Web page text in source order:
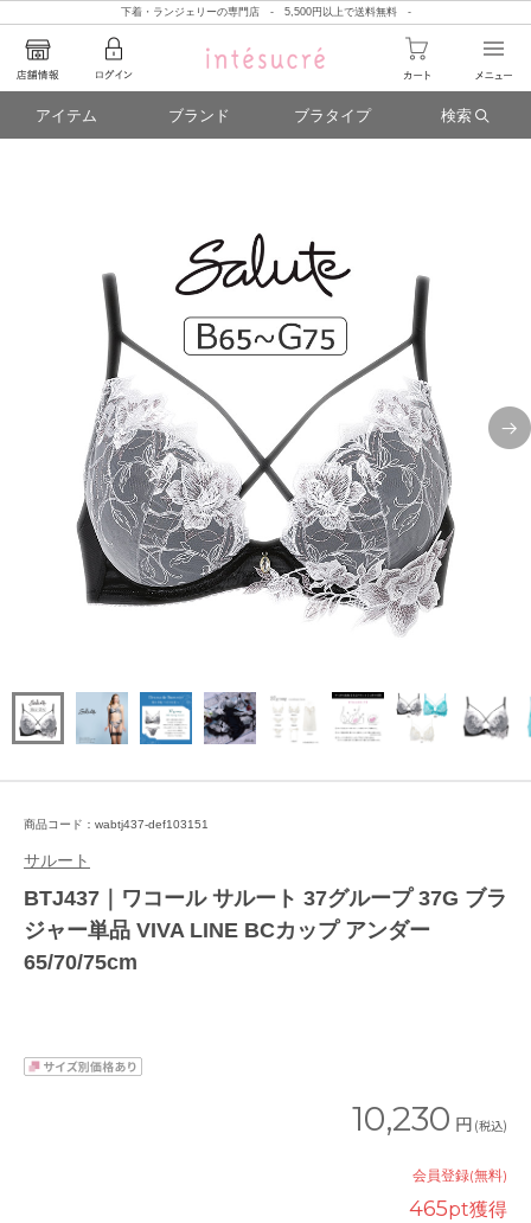
下着・ランジェリーの専門店 - 5,500円以上で送料無料 -
アイテム ブランド ブラタイプ 検索
商品コード：wabtj437-def103151
サルート
BTJ437｜ワコール サルート 37グループ 37G ブラ
ジャー単品 VIVA LINE BCカップ アンダー
65/70/75cm
10,230 円 (税込)
会員登録(無料)
465pt獲得